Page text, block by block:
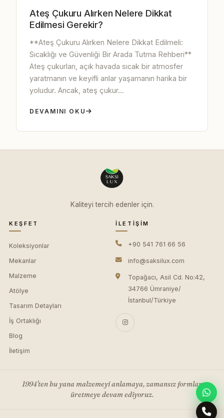
Ateş Çukuru Alırken Nelere Dikkat
Edilmesi Gerekir?
**Ateş Çukuru Alırken Nelere Dikkat Edilmeli:
Sıcaklığı ve Güvenliği Bir Arada Tutma Rehberi**
Ateş çukurları, açık havada sıcak bir atmosfer
yaratmanın ve keyifli anlar yaşamanın harika bir
yoludur. Ancak, ateş çukur...
DEVAMINI OKU
Kaliteyi tercih edenler için.
KEŞFET
Koleksiyonlar
Mekanlar
Malzeme
Atölye
Tasarım Detayları
İş Ortaklığı
Blog
İletişim
İLETIŞIM
+90 541 761 66 56
info@saksilux.com
Topağacı, Asil Cd. No:42,
34766 Ümraniye/
İstanbul/Türkiye
1994'ten bu yana malzemeyi anlamaya, zamansız formlar
üretmeye devam ediyoruz.